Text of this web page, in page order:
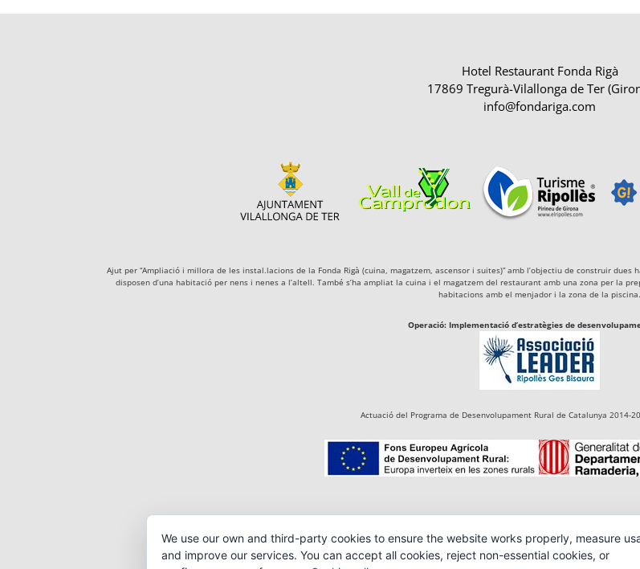
Hotel Restaurant Fonda Rigà
17869 Tregurà-Vilallonga de Ter
info@fondariga.com
Ajut per “Ampliació i millora de les instal.lacions de la Fonda Rigà (cuina, magatzem, ascensor i suites)” amb l’objectiu de construir
disposen d’una habitació per nens i nenes a l’altell. També s’ha ampliat la cuina i el magatzem del restaurant amb una zona per la
habitacions amb el menjador i la zona de la piscina.
Operació: Implementació d’estratègies de
Actuació del Programa de Desenvolupament Rural de Catalunya 2014-
We use our own and third-party cookies to ensure the website works properly, measure
and improve our services. You can accept all cookies, reject non-essential cookies, or